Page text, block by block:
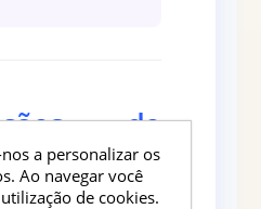
de
a personalizar os
Ao navegar você
de cookies.